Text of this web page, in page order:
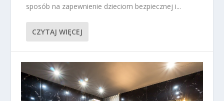
sposób na zapewnienie dzieciom bezpiecznej i...
CZYTAJ WIĘCEJ